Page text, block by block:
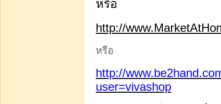
หรือ
http://
หรือ
http://
user=vivashop